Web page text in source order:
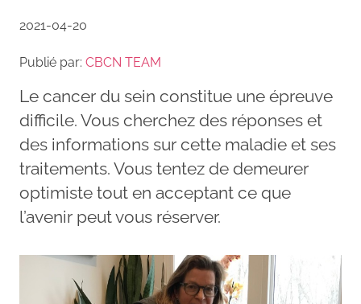
2021-04-20
Publié par: CBCN TEAM
Le cancer du sein constitue une épreuve
difficile. Vous cherchez des réponses et
des informations sur cette maladie et ses
traitements. Vous tentez de demeurer
optimiste tout en acceptant ce que
l’avenir peut vous réserver.